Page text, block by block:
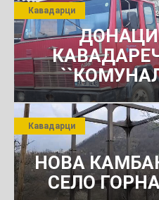
Кавадарци
НОВА
СЕЛО
Кавадарци